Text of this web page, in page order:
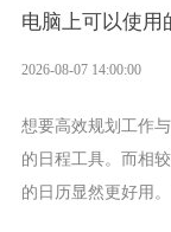
电脑上可以使用
2026-08-07 14:00:00
想要高效规划工作
的日程工具。而相
的日历显然更好用